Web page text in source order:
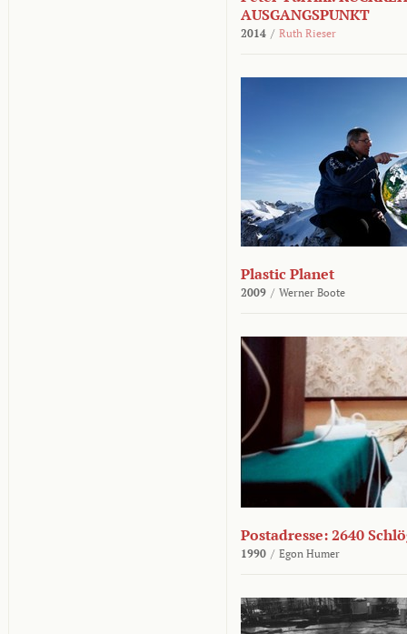
AUSGANGSPUNKT
2014 / Ruth Rieser
Plastic Planet
2009 / Werner Boote
Postadresse: 2640
1990 / Egon Humer